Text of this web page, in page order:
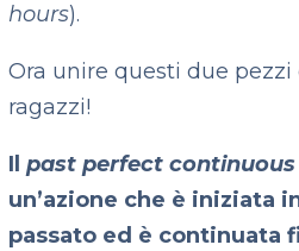
hours).
Ora unire questi due
ragazzi!
Ilpast perfect continuous
un’azione che è iniziata
passato ed è continuata